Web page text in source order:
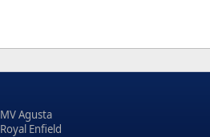
MV Agusta
Royal Enfield